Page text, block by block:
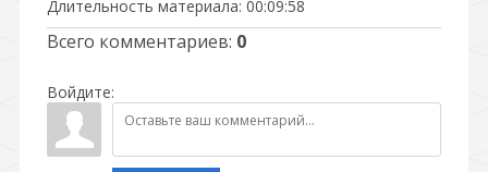
Длительность материала: 00:09:58
Всего комментариев: 0
Войдите: